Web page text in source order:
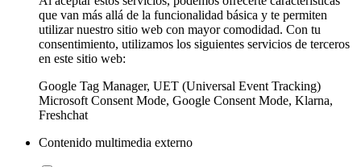
que van más allá de la funcionalidad básica y te permiten
utilizar nuestro sitio web con mayor comodidad. Con tu
consentimiento, utilizamos los siguientes servicios de terceros
en este sitio web:
Google Tag Manager, UET (Universal Event Tracking)
Microsoft Consent Mode, Google Consent Mode, Klarna,
Freshchat
Contenido multimedia externo